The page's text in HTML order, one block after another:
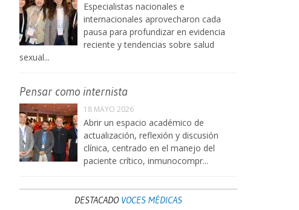
Especialistas nacionales e
internacionales aprovecharon cada
pausa para profundizar en evidencia
reciente y tendencias sobre salud
sexual...
Pensar como internista
18 MAYO 2026
Abrir un espacio académico de
actualización, reflexión y discusión
clínica, centrado en el manejo del
paciente crítico, inmunocompr...
DESTACADO VOCES MÉDICAS